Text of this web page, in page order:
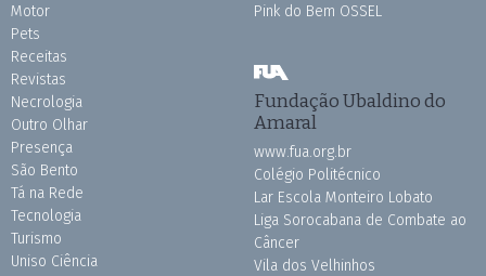
Motor
Pets
Receitas
Revistas
Necrologia
Outro Olhar
Presença
São Bento
Tá na Rede
Tecnologia
Turismo
Uniso Ciência
Pink do Bem OSSEL
Fundação Ubaldino do
Amaral
www.fua.org.br
Colégio Politécnico
Lar Escola Monteiro Lobato
Liga Sorocabana de Combate ao
Câncer
Vila dos Velhinhos